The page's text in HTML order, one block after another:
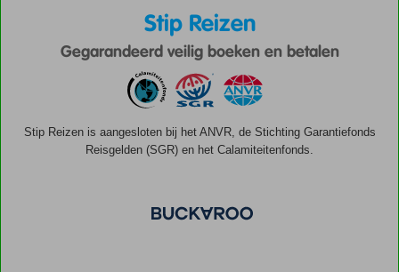
Stip Reizen
Gegarandeerd veilig boeken en betalen
Stip Reizen is aangesloten bij het ANVR, de Stichting Garantiefonds
Reisgelden (SGR) en het Calamiteitenfonds.